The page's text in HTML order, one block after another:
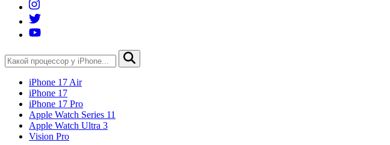
iPhone 17 Air
iPhone 17
iPhone 17 Pro
Apple Watch Series 11
Apple Watch Ultra 3
Vision Pro